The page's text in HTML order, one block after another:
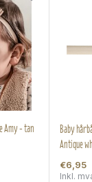
Amy - tan
Baby
Antique
€6,95
Inkl.